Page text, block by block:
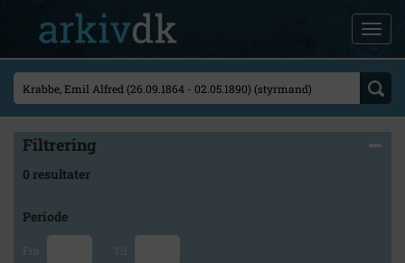
Filtrering
0 resultater
Periode
Fra Til